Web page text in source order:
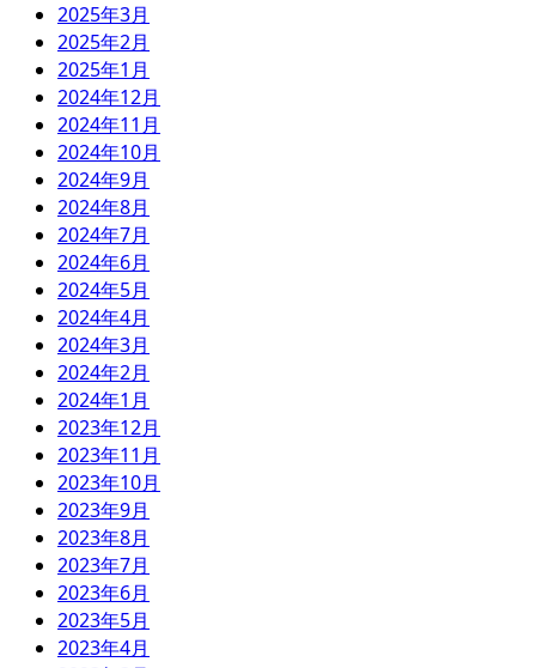
2025年3月
2025年2月
2025年1月
2024年12月
2024年11月
2024年10月
2024年9月
2024年8月
2024年7月
2024年6月
2024年5月
2024年4月
2024年3月
2024年2月
2024年1月
2023年12月
2023年11月
2023年10月
2023年9月
2023年8月
2023年7月
2023年6月
2023年5月
2023年4月